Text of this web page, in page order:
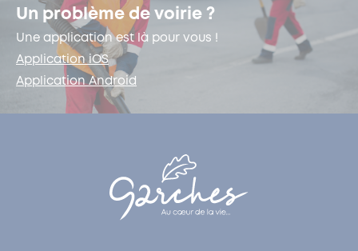
Un problème de voirie ?
Une application est là pour vous !
Application iOS
Application Android